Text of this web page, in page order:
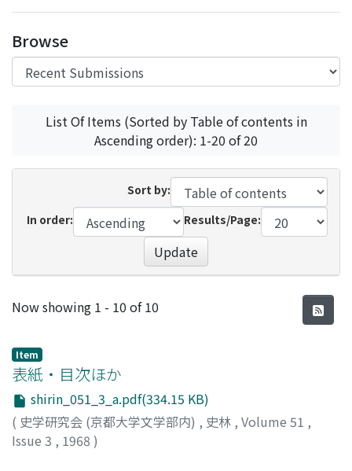
Browse
List Of Items (Sorted by Table of contents in
Ascending order): 1-20 of 20
Sort by:
In order:
Results/Page:
Update
Recent Submissions
Now showing 1 - 10 of 10
Item
表紙・目次ほか
shirin_051_3_a.pdf(334.15 KB)
( 史学研究会 (京都大学文学部内) , 史林 , Volume 51 ,
Issue 3 , 1968 )